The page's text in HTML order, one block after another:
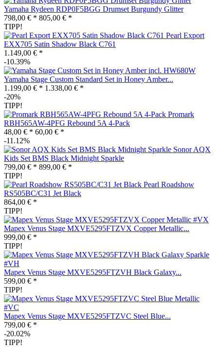
Yamaha Rydeen RDP0F5BGG Drumset Burgundy Glitter
798,00 € * 805,00 € *
TIPP!
Pearl Export
EXX705 Satin Shadow Black C761
1.149,00 € *
-10.39%
Yamaha Stage Custom Standard Set in Honey Amber...
1.199,00 € * 1.338,00 € *
-20%
TIPP!
Promark
RBH565AW-4PFG Rebound 5A 4-Pack
48,00 € * 60,00 € *
-11.12%
Sonor AQX
Kids Set BMS Black Midnight Sparkle
799,00 € * 899,00 € *
TIPP!
Pearl Roadshow
RS505BC/C31 Jet Black
864,00 € *
TIPP!
Mapex Venus Stage MXVE5295FTZVX Copper Metallic...
999,00 € *
TIPP!
Mapex Venus Stage MXVE5295FTZVH Black Galaxy...
599,00 € *
TIPP!
Mapex Venus Stage MXVE5295FTZVC Steel Blue...
799,00 € *
-20.02%
TIPP!